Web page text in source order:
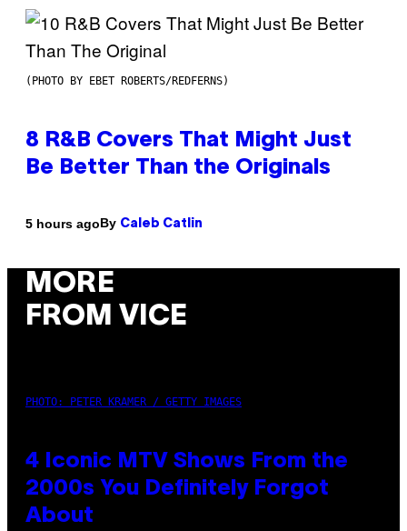
(PHOTO BY EBET ROBERTS/REDFERNS)
8 R&B Covers That Might Just
Be Better Than the Originals
5 hours agoBy Caleb Catlin
MORE
FROM VICE
PHOTO: PETER KRAMER / GETTY IMAGES
4 Iconic MTV Shows From the
2000s You Definitely Forgot
About